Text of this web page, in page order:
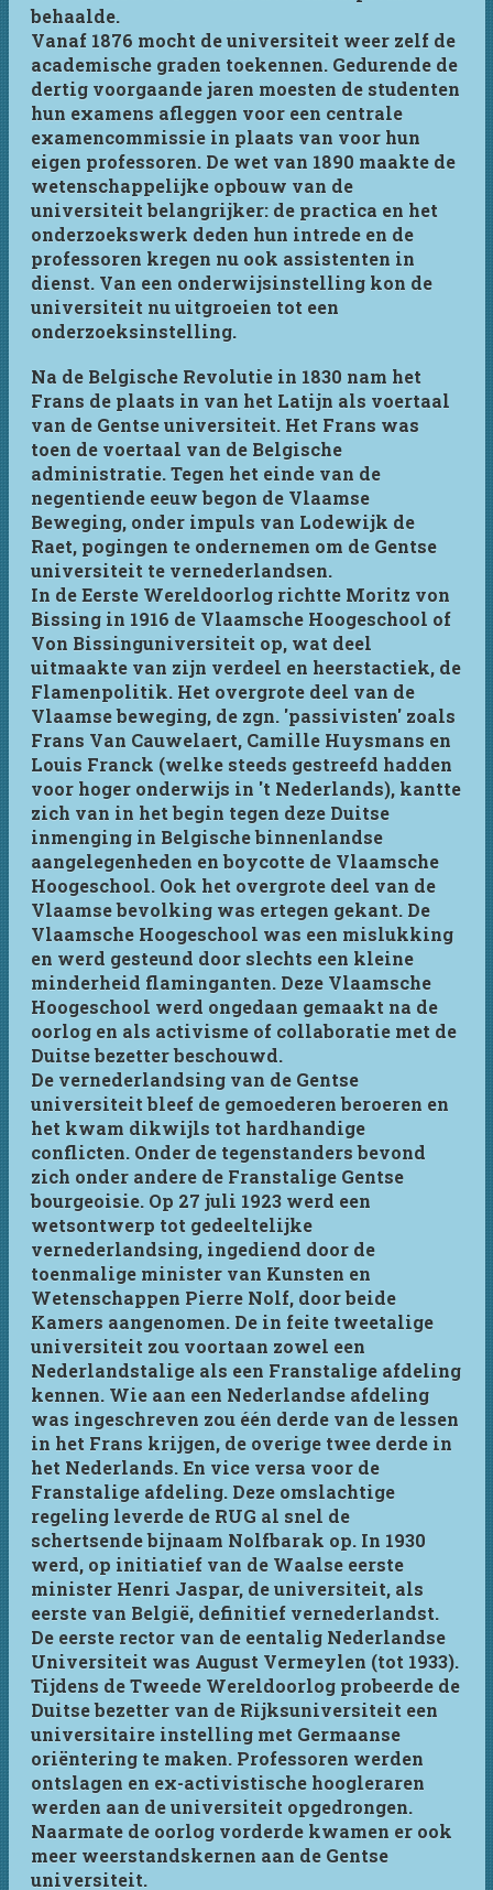
behaalde.
Vanaf 1876 mocht de universiteit weer zelf de
academische graden toekennen. Gedurende de
dertig voorgaande jaren moesten de studenten
hun examens afleggen voor een centrale
examencommissie in plaats van voor hun
eigen professoren. De wet van 1890 maakte de
wetenschappelijke opbouw van de
universiteit belangrijker: de practica en het
onderzoekswerk deden hun intrede en de
professoren kregen nu ook assistenten in
dienst. Van een onderwijsinstelling kon de
universiteit nu uitgroeien tot een
onderzoeksinstelling.
Na de Belgische Revolutie in 1830 nam het
Frans de plaats in van het Latijn als voertaal
van de Gentse universiteit. Het Frans was
toen de voertaal van de Belgische
administratie. Tegen het einde van de
negentiende eeuw begon de Vlaamse
Beweging, onder impuls van Lodewijk de
Raet, pogingen te ondernemen om de Gentse
universiteit te vernederlandsen.
In de Eerste Wereldoorlog richtte Moritz von
Bissing in 1916 de Vlaamsche Hoogeschool of
Von Bissinguniversiteit op, wat deel
uitmaakte van zijn verdeel en heerstactiek, de
Flamenpolitik. Het overgrote deel van de
Vlaamse beweging, de zgn. 'passivisten' zoals
Frans Van Cauwelaert, Camille Huysmans en
Louis Franck (welke steeds gestreefd hadden
voor hoger onderwijs in 't Nederlands), kantte
zich van in het begin tegen deze Duitse
inmenging in Belgische binnenlandse
aangelegenheden en boycotte de Vlaamsche
Hoogeschool. Ook het overgrote deel van de
Vlaamse bevolking was ertegen gekant. De
Vlaamsche Hoogeschool was een mislukking
en werd gesteund door slechts een kleine
minderheid flaminganten. Deze Vlaamsche
Hoogeschool werd ongedaan gemaakt na de
oorlog en als activisme of collaboratie met de
Duitse bezetter beschouwd.
De vernederlandsing van de Gentse
universiteit bleef de gemoederen beroeren en
het kwam dikwijls tot hardhandige
conflicten. Onder de tegenstanders bevond
zich onder andere de Franstalige Gentse
bourgeoisie. Op 27 juli 1923 werd een
wetsontwerp tot gedeeltelijke
vernederlandsing, ingediend door de
toenmalige minister van Kunsten en
Wetenschappen Pierre Nolf, door beide
Kamers aangenomen. De in feite tweetalige
universiteit zou voortaan zowel een
Nederlandstalige als een Franstalige afdeling
kennen. Wie aan een Nederlandse afdeling
was ingeschreven zou één derde van de lessen
in het Frans krijgen, de overige twee derde in
het Nederlands. En vice versa voor de
Franstalige afdeling. Deze omslachtige
regeling leverde de RUG al snel de
schertsende bijnaam Nolfbarak op. In 1930
werd, op initiatief van de Waalse eerste
minister Henri Jaspar, de universiteit, als
eerste van België, definitief vernederlandst.
De eerste rector van de eentalig Nederlandse
Universiteit was August Vermeylen (tot 1933).
Tijdens de Tweede Wereldoorlog probeerde de
Duitse bezetter van de Rijksuniversiteit een
universitaire instelling met Germaanse
oriëntering te maken. Professoren werden
ontslagen en ex-activistische hoogleraren
werden aan de universiteit opgedrongen.
Naarmate de oorlog vorderde kwamen er ook
meer weerstandskernen aan de Gentse
universiteit.